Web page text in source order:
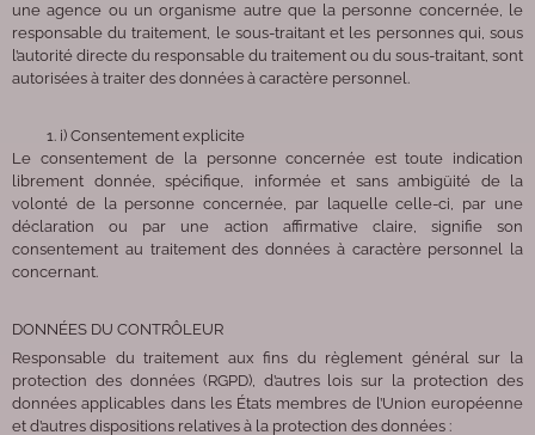
une agence ou un organisme autre que la personne concernée, le
responsable du traitement, le sous-traitant et les personnes qui, sous
l’autorité directe du responsable du traitement ou du sous-traitant, sont
autorisées à traiter des données à caractère personnel.
i) Consentement explicite
Le consentement de la personne concernée est toute indication
librement donnée, spécifique, informée et sans ambigüité de la
volonté de la personne concernée, par laquelle celle-ci, par une
déclaration ou par une action affirmative claire, signifie son
consentement au traitement des données à caractère personnel la
concernant.
DONNÉES DU CONTRÔLEUR
Responsable du traitement aux fins du règlement général sur la
protection des données (RGPD), d’autres lois sur la protection des
données applicables dans les États membres de l’Union européenne
et d’autres dispositions relatives à la protection des données :